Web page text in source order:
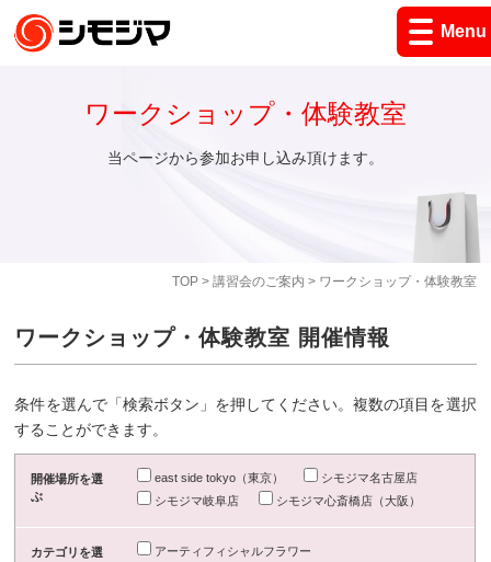
Menu
TOP> 講習会のご案内 > ワークショップ・体験教室
ワークショップ・体験教室
当ページから参加お申し込み頂けます。
ワークショップ・体験教室 開催情報
条件を選んで「検索ボタン」を押してください。複数の項目を選択
することができます。
開催場所を選
ぶ
east side tokyo（東京）
シモジマ名古屋店
シモジマ岐阜店
シモジマ心斎橋店（大阪）
カテゴリを選
アーティフィシャルフラワー